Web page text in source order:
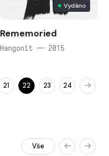
Vydáno
Rememoried
Hangonit — 2015
21 22 23 24
Vše